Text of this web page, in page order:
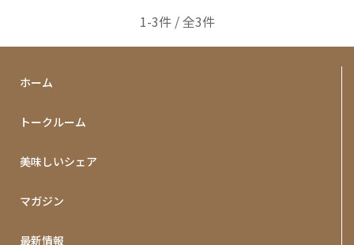
1-3件 / 全3件
ホーム
トークルーム
美味しいシェア
マガジン
最新情報